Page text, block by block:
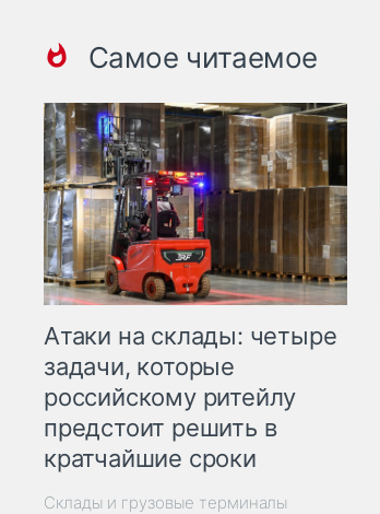
Самое читаемое
Атаки на склады: четыре
задачи, которые
российскому ритейлу
предстоит решить в
кратчайшие сроки
Склады и грузовые терминалы